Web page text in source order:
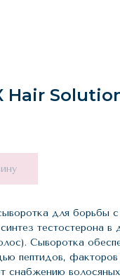
Hair
для борьбы с
тестостерона
Сыворотка
пептидов, факторов
снабжению